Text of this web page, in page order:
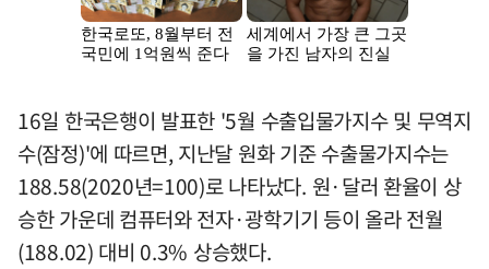
16일 한국은행이 발표한 '5월 수출입물가지수 및 무역지
수(잠정)'에 따르면, 지난달 원화 기준 수출물가지수는
188.58(2020년=100)로 나타났다. 원·달러 환율이 상
승한 가운데 컴퓨터와 전자·광학기기 등이 올라 전월
(188.02) 대비 0.3% 상승했다.